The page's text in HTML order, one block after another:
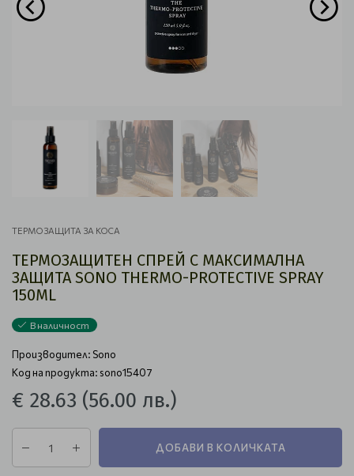
ТЕРМОЗАЩИТА ЗА КОСА
ТЕРМОЗАЩИТЕН СПРЕЙ С МАКСИМАЛНА
ЗАЩИТА SONO THERMO-PROTECTIVE SPRAY
150ML
В наличност
Производител: Sono
Код на продукта: sono15407
€ 28.63 (56.00 лв.)
ДОБАВИ В КОЛИЧКАТА